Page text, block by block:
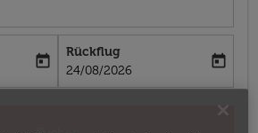
date-aria-label
today
Rückflug
fc-booking-return-date-aria-label
24/08/2026
today